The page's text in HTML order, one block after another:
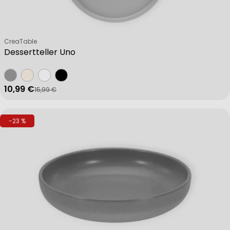
Dessertteller Uno
Verkäufer:
CreaTable
Verkaufspreis
10,99 €
Regulärer Preis
15,99 €
-23 %